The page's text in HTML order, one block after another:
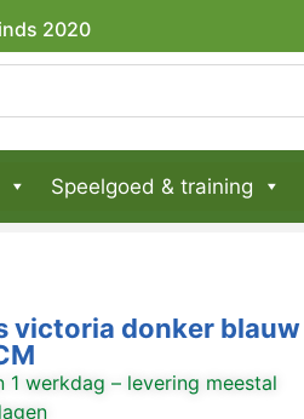
2020
Speelgoed & training
victoria donker blauw
1 werkdag – levering meestal